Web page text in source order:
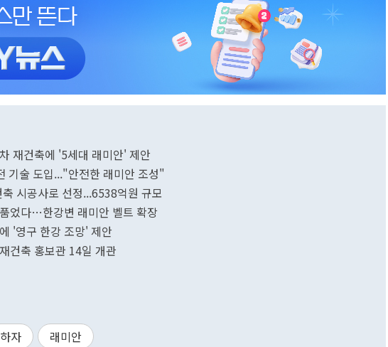
재건축에 '5세대 래미안' 제안
기술 도입..."안전한 래미안 조성"
시공사로 선정...6538억원 규모
었다…한강변 래미안 벨트 확장
'영구 한강 조망' 제안
건축 홍보관 14일 개관
하자 래미안